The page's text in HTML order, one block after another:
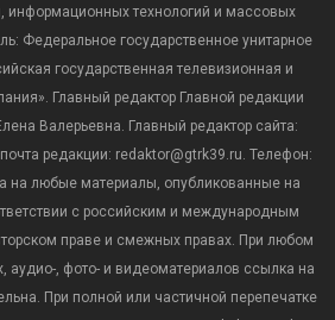
информационных технологий и массовых
Федеральное государственное унитарное
государственная телевизионная и
Главный редактор Главной редакции
Валерьевна. Главный редактор сайта:
редакции: redaktor@gtrk39.ru. Телефон:
на любые материалы, опубликованные на
с российским и международным
праве и смежных правах. При любом
аудио-, фото- и видеоматериалов ссылка на
При полной или частичной перепечатке